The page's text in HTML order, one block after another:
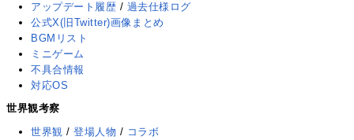
アップデート履歴 / 過去仕様ログ
公式X(旧Twitter)画像まとめ
BGMリスト
ミニゲーム
不具合情報
対応OS
世界観考察
世界観 /登場人物 / コラボ